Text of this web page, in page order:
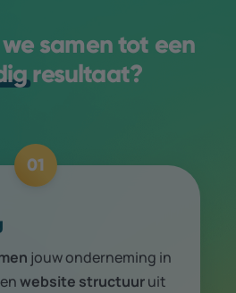
samen tot een
resultaat?
01
jouw onder­neming in
web­site structuuruit